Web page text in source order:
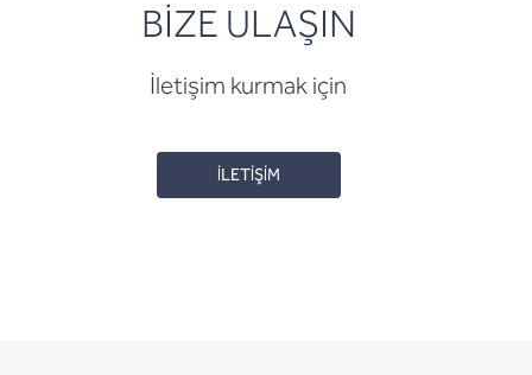
BİZE ULAŞIN
İletişim kurmak için
İLETİŞİM